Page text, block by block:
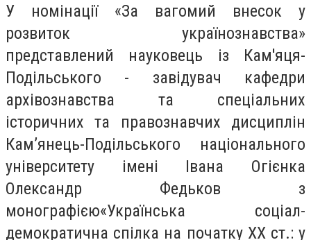
У номінації «За вагомий внесок у
розвиток українознавства»
представлений науковець із Кам'яця-
Подільського - завідувач кафедри
архівознавства та спеціальних
історичних та правознавчих дисциплін
Кам’янець-Подільського національного
університету імені Івана Огієнка
Олександр Федьков з
монографією«Українська соціал-
демократична спілка на початку ХХ ст.: у